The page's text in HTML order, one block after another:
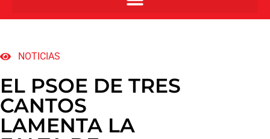
NOTICIAS
EL PSOE DE TRES
CANTOS
LAMENTA LA